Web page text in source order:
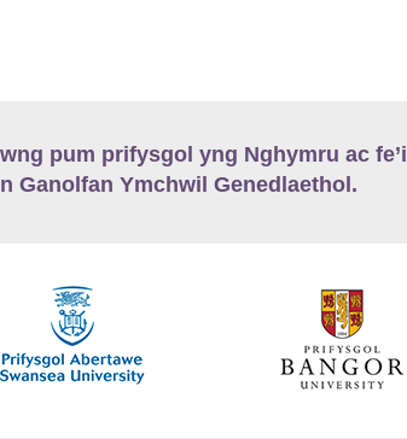
pum prifysgol yng Nghymru ac fe’i
Ganolfan Ymchwil Genedlaethol.